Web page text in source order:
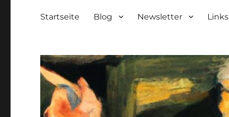
Startseite Blog Newsletter Links